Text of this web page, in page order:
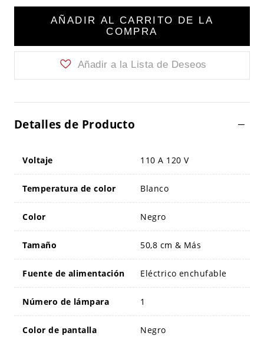
AÑADIR AL CARRITO DE LA
COMPRA
Añadir a la Lista de Deseos
Detalles de Producto
Voltaje 110 A 120 V
Temperatura de color Blanco
Color Negro
Tamaño 50,8 cm & Más
Fuente de alimentación Eléctrico enchufable
Número de lámpara 1
Color de pantalla Negro